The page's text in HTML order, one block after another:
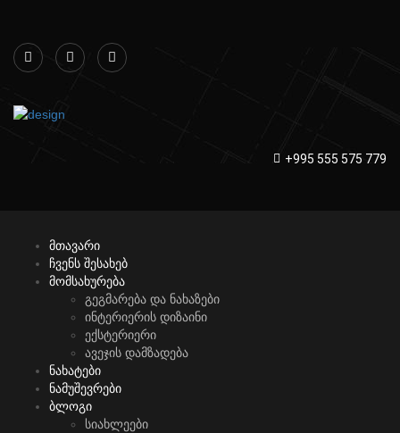
+995 555 575 779
მთავარი
ჩვენს შესახებ
მომსახურება
გეგმარება და ნახაზები
ინტერიერის დიზაინი
ექსტერიერი
ავეჯის დამზადება
ნახატები
ნამუშევრები
ბლოგი
სიახლეები